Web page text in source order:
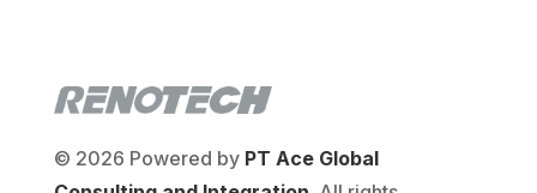
© 2026 Powered by PT Ace Global